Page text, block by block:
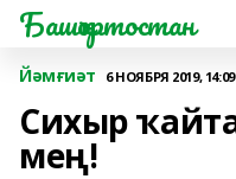
Башҡортостан
Йәмғиәт 6 НОЯБРЯ 2019, 14:09
Сихыр
мең!